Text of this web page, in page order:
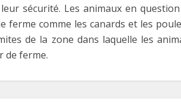
sécurité. Les animaux en
ferme comme les canards et les
de la zone dans laquelle les
de ferme.